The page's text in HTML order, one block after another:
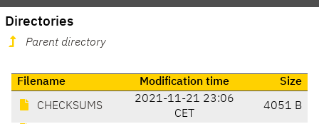
Directories
Parent directory
Filename Modification time Size
CHECKSUMS
2021-11-21 23:06
CET
4051 B